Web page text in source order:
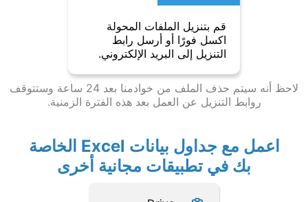
قم بتنزيل الملفات المحولة
اكسل فورًا أو أرسل رابط
التنزيل إلى البريد الإلكتروني.
لاحظ أنه سيتم حذف الملف من خوادمنا بعد 24 ساعة وستتوقف
روابط التنزيل عن العمل بعد هذه الفترة الزمنية.
اعمل مع جداول بيانات Excel الخاصة
بك في تطبيقات مجانية أخرى